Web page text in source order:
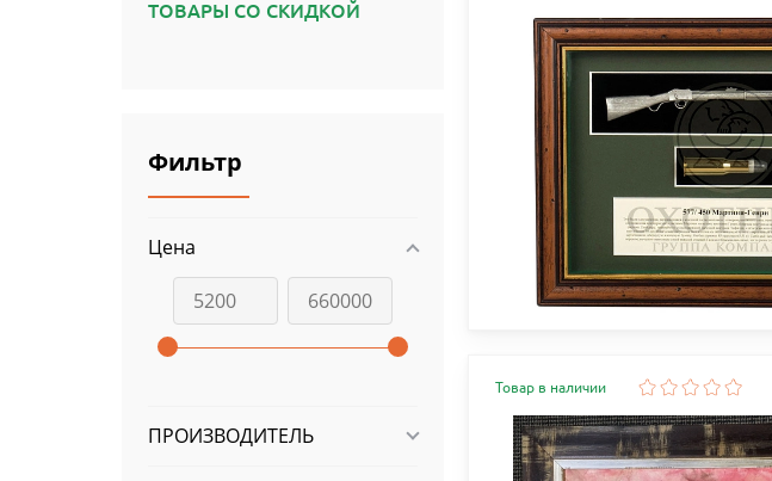
ТОВАРЫ СО СКИДКОЙ
Фильтр
Цена
ПРОИЗВОДИТЕЛЬ
Товар в наличии